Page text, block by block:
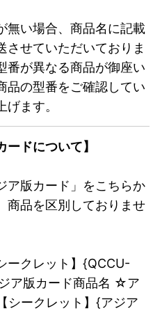
無い場合、商品名に記載
させていただいておりま
番が異なる商品が御座い
品の型番をご確認してい
ます。
ードについて】
ア版カード」をこちらか
商品を区別しておりませ
ークレット】{QCCU-
ア版カード商品名 ☆ア
シークレット】{アジア